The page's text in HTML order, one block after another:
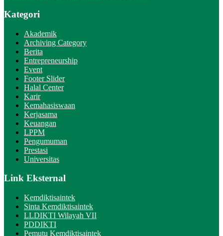
Kategori
Akademik
Archiving Category
Berita
Entrepreneurship
Event
Footer Slider
Halal Center
Karir
Kemahasiswaan
Kerjasama
Keuangan
LPPM
Pengumuman
Prestasi
Universitas
Link Eksternal
Kemdiktisaintek
Sinta Kemdiktisaintek
LLDIKTI Wilayah VII
PDDIKTI
Pemutu Kemdiktisaintek